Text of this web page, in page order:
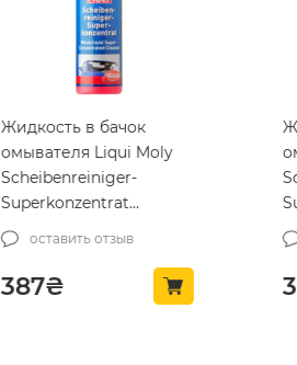
Жидкость в бачок
омывателя Liqui Moly
Scheibenreiniger-
Superkonzentrat
(Вишня) 0.25л (21706-lm)
оставить отзыв
387₴